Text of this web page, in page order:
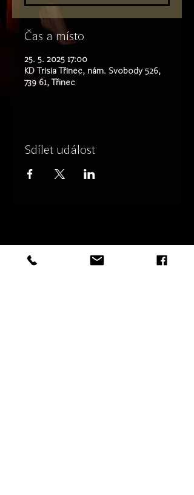
Čas a místo
25. 5. 2025 17:00
KD Trisia Třinec, nám. Svobody 526,
739 61, Třinec
Sdílet událost